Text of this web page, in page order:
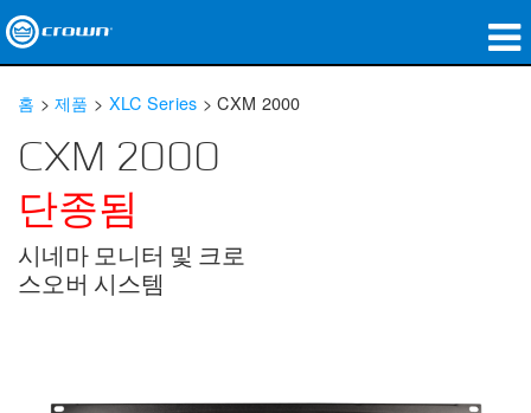
응용 분야
네트워크 오디오
구매처
사례 연구
홈 >제품 > XLC Series >CXM 2000
CXM 2000
단종됨
시네마 모니터 및 크로
스오버 시스템